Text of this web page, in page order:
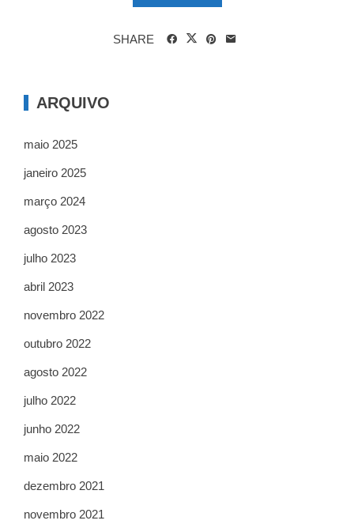
SHARE
ARQUIVO
maio 2025
janeiro 2025
março 2024
agosto 2023
julho 2023
abril 2023
novembro 2022
outubro 2022
agosto 2022
julho 2022
junho 2022
maio 2022
dezembro 2021
novembro 2021